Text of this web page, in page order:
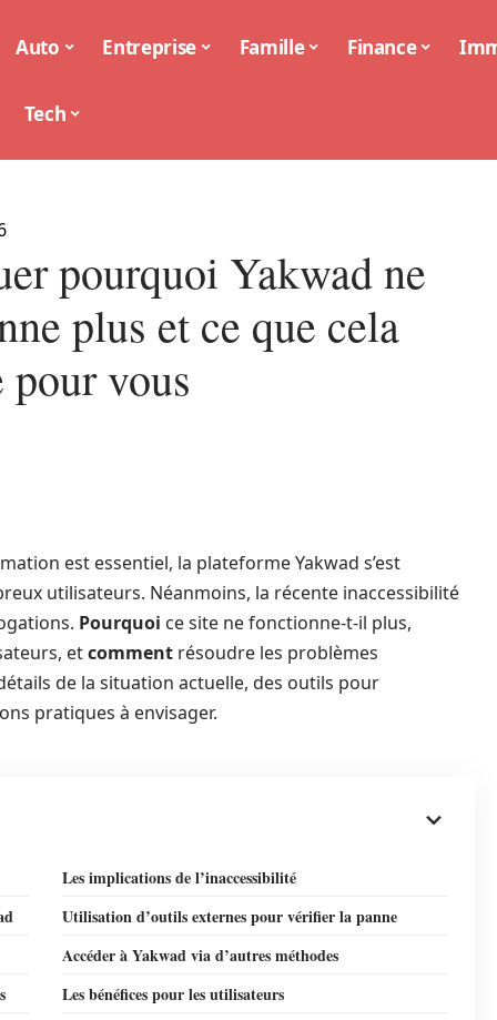
Auto Entreprise Famille Finance
Tech
pourquoi Yakwad ne
plus et ce que cela
vous
est essentiel, la plateforme Yakwad s’est
utilisateurs. Néanmoins, la récente inaccessibilité
Pourquoi ce site ne fonctionne-t-il plus,
etcomment résoudre les problèmes
de la situation actuelle, des outils pour
pratiques à envisager.
Les implications de l’inaccessibilité
Utilisation d’outils externes pour vérifier la panne
Accéder à Yakwad via d’autres méthodes
Les bénéfices pour les utilisateurs